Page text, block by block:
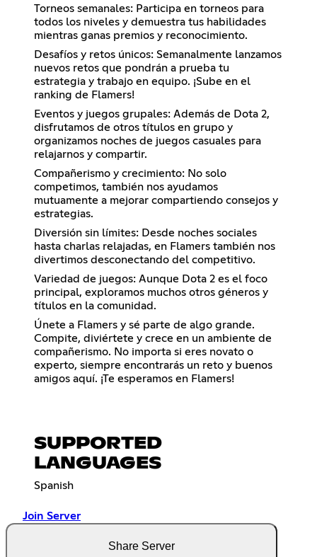
Torneos semanales: Participa en torneos para
todos los niveles y demuestra tus habilidades
mientras ganas premios y reconocimiento.
Desafíos y retos únicos: Semanalmente lanzamos
nuevos retos que pondrán a prueba tu
estrategia y trabajo en equipo. ¡Sube en el
ranking de Flamers!
Eventos y juegos grupales: Además de Dota 2,
disfrutamos de otros títulos en grupo y
organizamos noches de juegos casuales para
relajarnos y compartir.
Compañerismo y crecimiento: No solo
competimos, también nos ayudamos
mutuamente a mejorar compartiendo consejos y
estrategias.
Diversión sin límites: Desde noches sociales
hasta charlas relajadas, en Flamers también nos
divertimos desconectando del competitivo.
Variedad de juegos: Aunque Dota 2 es el foco
principal, exploramos muchos otros géneros y
títulos en la comunidad.
Únete a Flamers y sé parte de algo grande.
Compite, diviértete y crece en un ambiente de
compañerismo. No importa si eres novato o
experto, siempre encontrarás un reto y buenos
amigos aquí. ¡Te esperamos en Flamers!
SUPPORTED
LANGUAGES
Spanish
Join Server
Share Server